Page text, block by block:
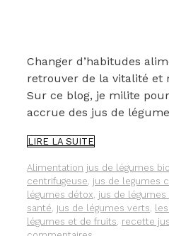
Changer d’habitudes
retrouver de la vitalité et
Sur ce blog, je milite
accrue des jus de
LIRE LA SUITEIL
A
PAS
QUE
LES
JUS
Catégories
Alimentation Étiquettes
jus de légumes bio
centrifugeuse jus de legumes
légumes détox jus de légumes
santé jus de légumes verts
légumes et de fruits recette